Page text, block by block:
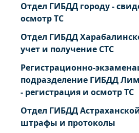
Отдел ГИБДД городу -
осмотр ТС
Отдел ГИБДД
учет и получение СТС
Регистрационно-
подразделение ГИБДД
- регистрация и осмотр ТС
Отдел ГИБДД
штрафы и протоколы